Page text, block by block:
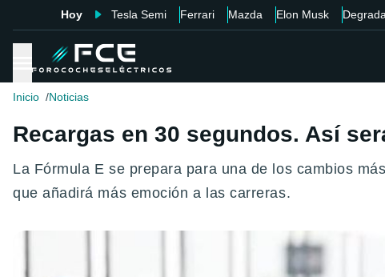
Hoy Tesla Semi Ferrari Mazda Elon Musk
Inicio Noticias
Recargas en 30 segundos. Así
La Fórmula E se prepara para una de los cambios
que añadirá más emoción a las carreras.